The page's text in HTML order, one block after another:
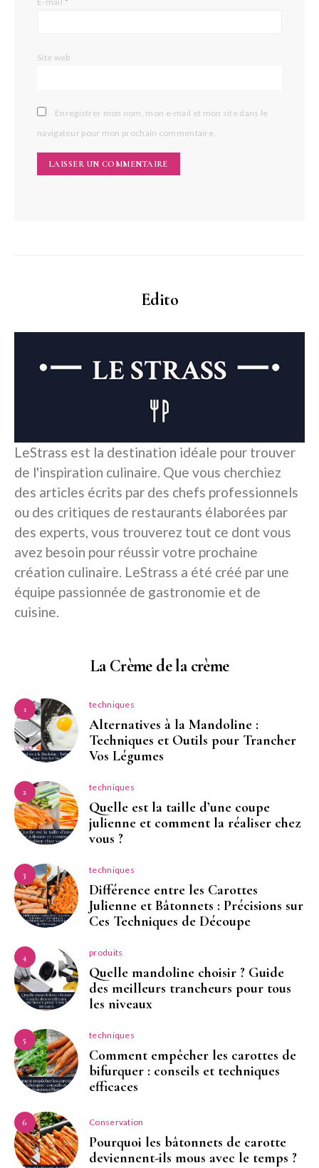
Site web
Enregistrer mon nom, mon e-mail et mon site dans le
navigateur pour mon prochain commentaire.
Edito
LeStrass est la destination idéale pour trouver
de l'inspiration culinaire. Que vous cherchiez
des articles écrits par des chefs professionnels
ou des critiques de restaurants élaborées par
des experts, vous trouverez tout ce dont vous
avez besoin pour réussir votre prochaine
création culinaire. LeStrass a été créé par une
équipe passionnée de gastronomie et de
cuisine.
La Crème de la crème
1 techniques
Alternatives à la Mandoline :
Techniques et Outils pour Trancher
Vos Légumes
2 techniques
Quelle est la taille d’une coupe
julienne et comment la réaliser chez
vous ?
3 techniques
Différence entre les Carottes
Julienne et Bâtonnets : Précisions sur
Ces Techniques de Découpe
4 produits
Quelle mandoline choisir ? Guide
des meilleurs trancheurs pour tous
les niveaux
5 techniques
Comment empêcher les carottes de
bifurquer : conseils et techniques
efficaces
6 Conservation
Pourquoi les bâtonnets de carotte
deviennent-ils mous avec le temps ?